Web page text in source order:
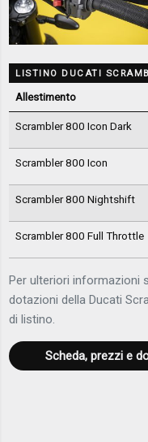
LISTINO DUCATI
Allestimento
Scrambler 800 Icon Dark
Scrambler 800 Icon
Scrambler 800 Nightshift
Scrambler 800 Full Throttle
Per ulteriori informazioni
dotazioni della Ducati
di listino.
Scheda, prezzi e